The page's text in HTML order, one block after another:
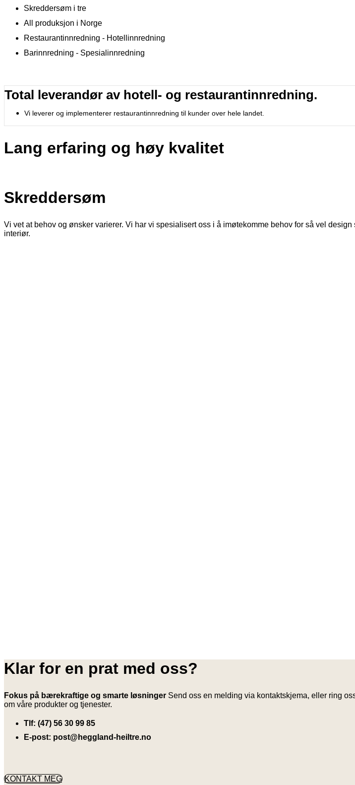
Skreddersøm i tre
All produksjon i Norge
Restaurantinnredning - Hotellinnredning
Barinnredning - Spesialinnredning
Total leverandør av hotell- og restaurantinnredning.
Vi leverer og implementerer restaurantinnredning til kunder over hele landet.
Lang erfaring og høy kvalitet
Skreddersøm
Vi vet at behov og ønsker varierer. Vi har vi spesialisert oss i å imøtekomme behov for så vel
interiør.
Klar for en prat med oss?
Fokus på bærekraftige og smarte løsninger Send oss en melding via kontaktskjema, eller ring
om våre produkter og tjenester.
Tlf: (47) 56 30 99 85
E-post: post@heggland-heiltre.no
KONTAKT MEG